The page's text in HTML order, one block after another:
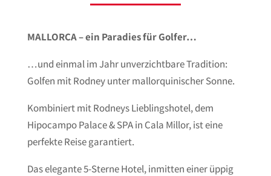
MALLORCA – ein Paradies für Golfer…
…und einmal im Jahr unverzichtbare Tradition:
Golfen mit Rodney unter mallorquinischer Sonne.
Kombiniert mit Rodneys Lieblingshotel, dem
Hipocampo Palace & SPA in Cala Millor, ist eine
perfekte Reise garantiert.
Das elegante 5-Sterne Hotel, inmitten einer üppig